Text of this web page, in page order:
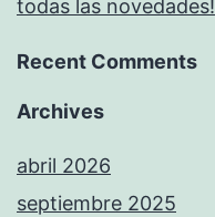
todas las novedades!
Recent Comments
Archives
abril 2026
septiembre 2025